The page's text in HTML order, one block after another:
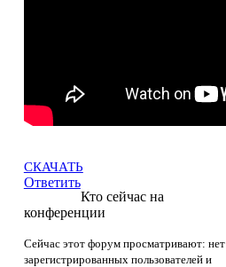
СКАЧАТЬ
Ответить
Кто сейчас на
конференции
Сейчас этот форум просматривают: нет
зарегистрированных пользователей и